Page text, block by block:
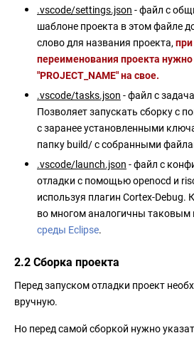
.vscode/settings.json - файл с
шаблоне проекта в этом файле
слово для названия проекта,
переименования проекта
"PROJECT_NAME" на свое.
.vscode/tasks.json - файл с
Позволяет запускать сборку с
с заранее установленными
папку build/ с собранными
.vscode/launch.json - файл с
отладки с помощью openocd и
используя плагин Cortex-Debug.
во многом аналогичны таковым
среды Eclipse.
2.2 Сборка проекта
Перед запуском отладки проект
вручную.
Но перед самой сборкой нужно